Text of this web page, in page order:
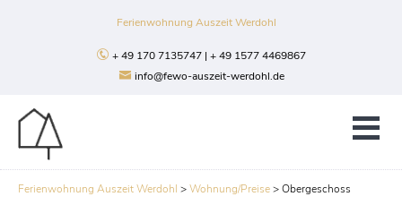
Ferienwohnung Auszeit Werdohl
+ 49 170 7135747 | + 49 1577 4469867
info@fewo-auszeit-werdohl.de
Ferienwohnung Auszeit Werdohl >Wohnung/Preise>Obergeschoss